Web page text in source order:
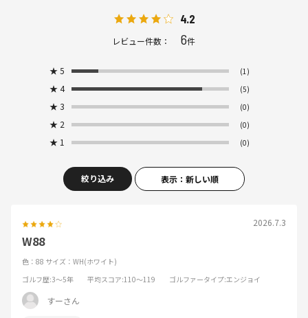
4.2
レビュー件数： 6件
★ 5 (1)
★ 4 (5)
★ 3 (0)
★ 2 (0)
★ 1 (0)
絞り込み 表示：新しい順
2026.7.3
W88
色：88 サイズ：WH(ホワイト)
ゴルフ歴:3～5年 平均スコア:110～119 ゴルファータイプ:エンジョイ
すーさん